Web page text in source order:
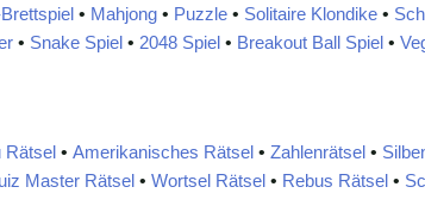
• Mahjong • Puzzle • Solitaire Klondike •
• Snake Spiel • 2048 Spiel • Breakout Ball Spiel •
Rätsel • Amerikanisches Rätsel • Zahlenrätsel •
Master Rätsel • Wortsel Rätsel • Rebus Rätsel •